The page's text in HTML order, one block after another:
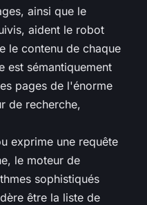
ainsi que le
aident le robot
le contenu de chaque
est sémantiquement
pages de l'énorme
de recherche,
exprime une requête
le moteur de
sophistiqués
être la liste de